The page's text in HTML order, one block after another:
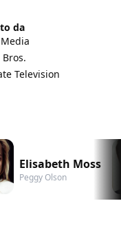
da
Television
Elisabeth Moss
Peggy Olson